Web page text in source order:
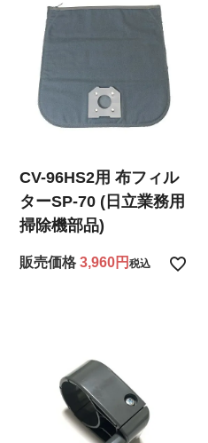
CV-96HS2用 布フィル
ターSP-70 (日立業務用
掃除機部品)
販売価格 3,960 税込